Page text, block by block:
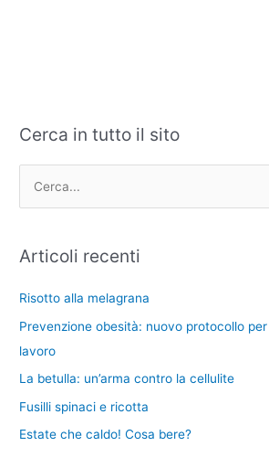
Cerca in tutto il sito
cArticoli recenti
Risotto alla melagrana
Prevenzione obesità: nuovo protocollo
lavoro
La betulla: un’arma contro la cellulite
Fusilli spinaci e ricotta
Estate che caldo! Cosa bere?
C
e
o
i
e
A
h
v